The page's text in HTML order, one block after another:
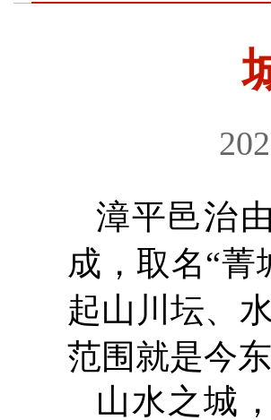
漳平邑治
成，取名“菁
起山川坛、
范围就是今
山水之城